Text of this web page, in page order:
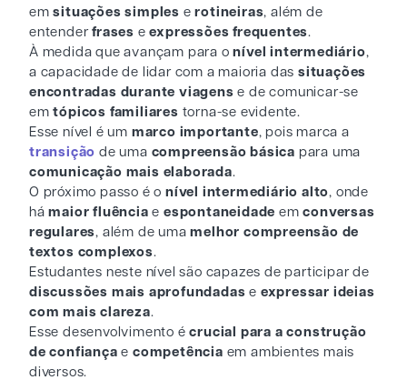
emsituações simples erotineiras, além de
entenderfrases eexpressões frequentes.
À medida que avançam para onível intermediário,
a capacidade de lidar com a maioria das situações
encontradas durante viagens e de comunicar-se
emtópicos familiares torna-se evidente.
Esse nível é um marco importante, pois marca a
transição de uma compreensão básica para uma
comunicação mais elaborada.
O próximo passo é o nível intermediário alto, onde
hámaior fluência eespontaneidadeem conversas
regulares, além de umamelhor compreensão de
textos complexos.
Estudantes neste nível são capazes de participar de
discussões mais aprofundadas e expressar ideias
com mais clareza.
Esse desenvolvimento écrucial para a construção
de confiançaecompetência em ambientes mais
diversos.